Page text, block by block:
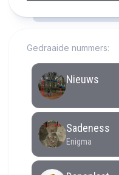
Gedraaide nummers: